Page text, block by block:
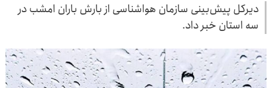
دیرکل پیش‌بینی سازمان هواشناسی از بارش باران امشب در
سه استان خبر داد.